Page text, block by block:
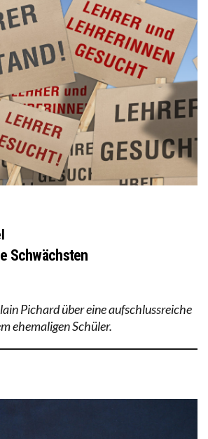
Schwächsten
Pichard über eine aufschlussreiche
ehemaligen Schüler.